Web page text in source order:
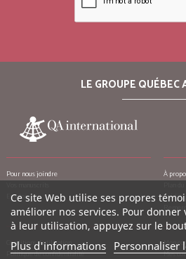
LE GROUPE QUÉBEC
Pour nous joindre
Emplois
À
Crédits
Conditions d’utilisation
Politique de confidentialité
Mon
Mes
Ce site Web utilise ses propres
améliorer nos services. Pour donner
à leur utilisation, appuyez sur le
Plus d'informations Personnaliser